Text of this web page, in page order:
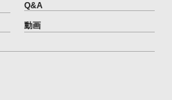
Q&A
動画